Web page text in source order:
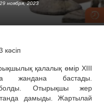
29 ноября, 2023
қалалық өмір ХІІI
жандана бастады.
Отырықшы жер
дамыды. Жартылай